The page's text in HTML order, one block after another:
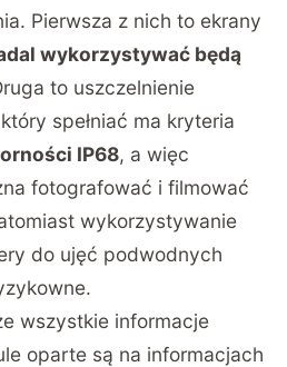
Pierwsza z nich to ekrany
wykorzystywać będą
to uszczelnienie
spełniać ma kryteria
IP68, a więc
fotografować i filmować
wykorzystywanie
do ujęć podwodnych
wszystkie informacje
oparte są na informacjach